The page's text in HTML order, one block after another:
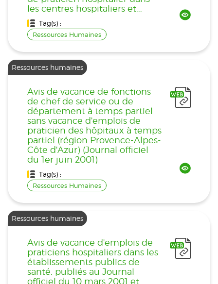
les centres hospitaliers et...
Tag(s) :
Ressources Humaines
Ressources humaines
Avis de vacance de fonctions
de chef de service ou de
département à temps partiel
sans vacance d'emplois de
praticien des hôpitaux à temps
partiel (région Provence-Alpes-
Côte d'Azur) (Journal officiel
du 1er juin 2001)
Tag(s) :
Ressources Humaines
Ressources humaines
Avis de vacance d'emplois de
praticiens hospitaliers dans les
établissements publics de
santé, publiés au Journal
officiel du 10 mars 2001 et